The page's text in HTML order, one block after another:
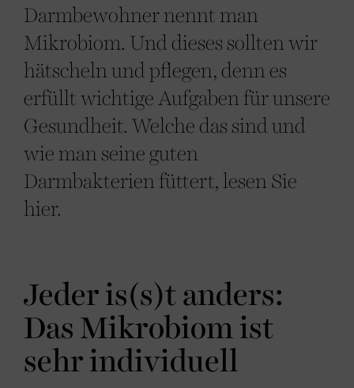
Darmbewohner nennt man
Mikrobiom. Und dieses sollten wir
hätscheln und pflegen, denn es
erfüllt wichtige Aufgaben für unsere
Gesundheit. Welche das sind und
wie man seine guten
Darmbakterien füttert, lesen Sie
hier.
Jeder is(s)t anders:
Das Mikrobiom ist
sehr individuell